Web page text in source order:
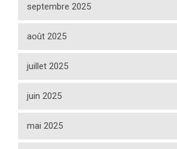
septembre 2025
août 2025
juillet 2025
juin 2025
mai 2025